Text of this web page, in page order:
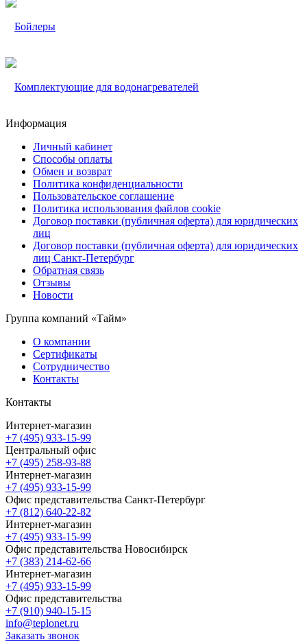
Бойлеры
Комплектующие для водонагревателей
Информация
Личный кабинет
Способы оплаты
Обмен и возврат
Политика конфиденциальности
Пользовательское соглашение
Политика использования файлов cookie
Договор поставки (публичная оферта) для юридических
лиц
Договор поставки (публичная оферта) для юридических
лиц Санкт-Петербург
Обратная связь
Отзывы
Новости
Группа компаний «Тайм»
О компании
Сертификаты
Сотрудничество
Контакты
Контакты
Интернет-магазин
+7 (495) 933-15-99
Центральный офис
+7 (495) 258-93-88
Интернет-магазин
+7 (495) 933-15-99
Офис представительства Санкт-Петербург
+7 (812) 640-22-82
Интернет-магазин
+7 (495) 933-15-99
Офис представительства Новосибирск
+7 (383) 214-62-66
Интернет-магазин
+7 (495) 933-15-99
Офис представительства
+7 (910) 940-15-15
info@teplonet.ru
Заказать звонок